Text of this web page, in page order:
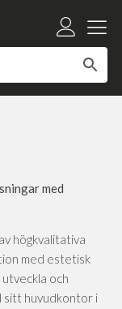
med
högkvalitativa
med estetisk
och
sitt huvudkontor i